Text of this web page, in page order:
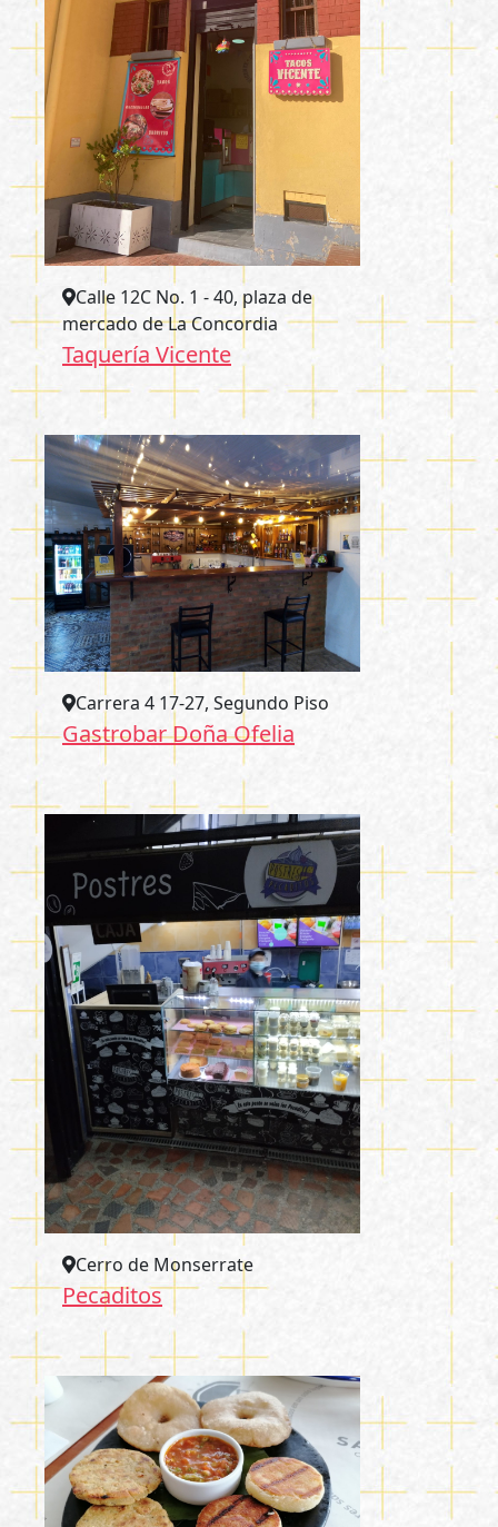
Calle 12C No. 1 - 40, plaza de
mercado de La Concordia
Taquería Vicente
Carrera 4 17-27, Segundo Piso
Gastrobar Doña Ofelia
Cerro de Monserrate
Pecaditos